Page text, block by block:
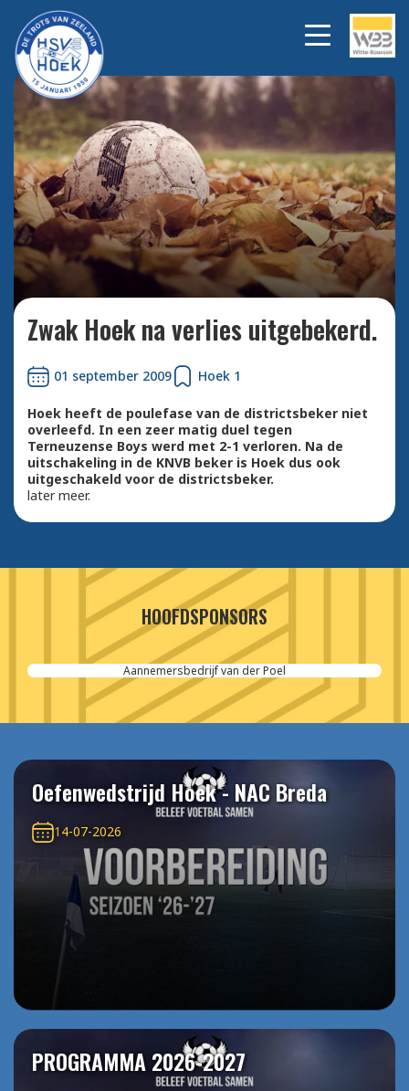
Bekijk alle foto's
Zwak Hoek na verlies uitgebekerd.
01 september 2009 Hoek 1
Hoek heeft de poulefase van de districtsbeker niet
overleefd. In een zeer matig duel tegen
Terneuzense Boys werd met 2-1 verloren. Na de
uitschakeling in de KNVB beker is Hoek dus ook
uitgeschakeld voor de districtsbeker.
later meer.
HOOFDSPONSORS
Aannemersbedrijf van der Poel
Oefenwedstrijd Hoek - NAC Breda
14-07-2026
PROGRAMMA 2026-2027